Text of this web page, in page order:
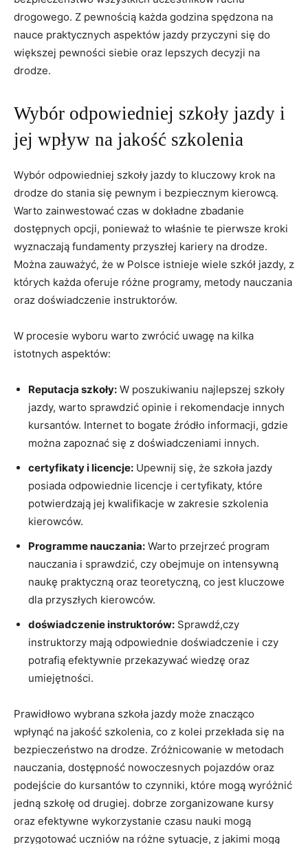
drogowego. Z pewnością każda godzina spędzona na
nauce praktycznych aspektów jazdy przyczyni się do
większej pewności siebie oraz lepszych decyzji na
drodze.
Wybór odpowiedniej szkoły jazdy i
jej wpływ na jakość szkolenia
Wybór odpowiedniej szkoły jazdy to kluczowy krok na
drodze do stania się pewnym i bezpiecznym kierowcą.
Warto zainwestować czas w dokładne zbadanie
dostępnych opcji, ponieważ to właśnie te pierwsze kroki
wyznaczają fundamenty przyszłej kariery na drodze.
Można zauważyć, że w Polsce istnieje wiele szkół jazdy, z
których każda oferuje różne programy, metody nauczania
oraz doświadczenie instruktorów.
W procesie wyboru warto zwrócić uwagę na kilka
istotnych aspektów:
Reputacja szkoły: W poszukiwaniu najlepszej szkoły
jazdy, warto sprawdzić opinie i rekomendacje innych
kursantów. Internet to bogate źródło informacji, gdzie
można zapoznać się z doświadczeniami innych.
certyfikaty i licencje: Upewnij się, że szkoła jazdy
posiada odpowiednie licencje i certyfikaty, które
potwierdzają jej kwalifikacje w zakresie szkolenia
kierowców.
Programme nauczania: Warto przejrzeć program
nauczania i sprawdzić, czy obejmuje on intensywną
naukę praktyczną oraz teoretyczną, co jest kluczowe
dla przyszłych kierowców.
doświadczenie instruktorów: Sprawdź,czy
instruktorzy mają odpowiednie doświadczenie i czy
potrafią efektywnie przekazywać wiedzę oraz
umiejętności.
Prawidłowo wybrana szkoła jazdy może znacząco
wpłynąć na jakość szkolenia, co z kolei przekłada się na
bezpieczeństwo na drodze. Zróżnicowanie w metodach
nauczania, dostępność nowoczesnych pojazdów oraz
podejście do kursantów to czynniki, które mogą wyróżnić
jedną szkołę od drugiej. dobrze zorganizowane kursy
oraz efektywne wykorzystanie czasu nauki mogą
przygotować uczniów na różne sytuacje, z jakimi mogą